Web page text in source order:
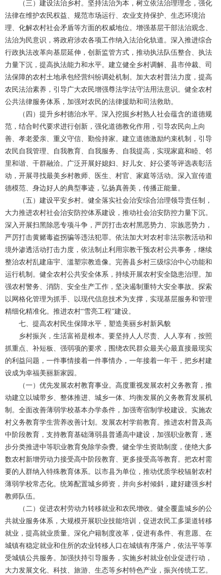
（三）建设法治乡村。坚持法治为本，树立依法治理理念，强化
法律在维护农民权益、规范市场运行、农业支持保护、生态环境治
理、化解农村社会矛盾等方面的权威地位。增强基层干部法治观念、
法治为民意识，将政府涉农各项工作纳入法治化轨道。深入推进综合
行政执法改革向基层延伸，创新监管方式，推动执法队伍整合、执法
力量下沉，提高执法能力和水平。建立健全乡村调解、县市仲裁、司
法保障的农村土地承包经营纠纷调处机制。加大农村普法力度，提高
农民法治素养，引导广大农民增强尊法学法守法用法意识。健全农村
公共法律服务体系，加强对农民的法律援助和司法救助。
（四）提升乡村德治水平。深入挖掘乡村熟人社会蕴含的道德规
范，结合时代要求进行创新，强化道德教化作用，引导农民向上向
善、孝老爱亲、重义守信、勤俭持家。建立道德激励约束机制，引导
农民自我管理、自我教育、自我服务、自我提高，实现家庭和睦、邻
里和谐、干群融洽。广泛开展好媳妇、好儿女、好公婆等评选表彰活
动，开展寻找最美乡村教师、医生、村官、家庭等活动。深入宣传道
德模范、身边好人的典型事迹，弘扬真善美，传播正能量。
（五）建设平安乡村。健全落实社会治安综合治理领导责任制，
大力推进农村社会治安防控体系建设，推动社会治安防控力量下沉。
深入开展扫黑除恶专项斗争，严厉打击农村黑恶势力、宗族恶势力，
严厉打击黄赌毒盗拐骗等违法犯罪。依法加大对农村非法宗教活动和
境外渗透活动打击力度，依法制止利用宗教干预农村公共事务，继续
整治农村乱建庙宇、滥塑宗教造像。完善县乡村三级综治中心功能和
运行机制。健全农村公共安全体系，持续开展农村安全隐患治理。加
强农村警务、消防、安全生产工作，坚决遏制重特大安全事故。探索
以网格化管理为抓手、以现代信息技术为支撑，实现基层服务和管理
精细化精准化。推进农村“雪亮工程”建设。
七、提高农村民生保障水平，塑造美丽乡村新风貌
乡村振兴，生活富裕是根本。要坚持人人尽责、人人享有，按照
抓重点、补短板、强弱项的要求，围绕农民群众最关心最直接最现实
的利益问题，一件事情接着一件事情办，一年接着一年干，把乡村建
设成为幸福美丽新家园。
（一）优先发展农村教育事业。高度重视发展农村义务教育，推
动建立以城带乡、整体推进、城乡一体、均衡发展的义务教育发展机
制。全面改善薄弱学校基本办学条件，加强寄宿制学校建设。实施农
村义务教育学生营养改善计划。发展农村学前教育。推进农村普及高
中阶段教育，支持教育基础薄弱县普通高中建设，加强职业教育，逐
步分类推进中等职业教育免除学杂费。健全学生资助制度，使绝大多
数农村新增劳动力接受高中阶段教育、更多接受高等教育。把农村需
要的人群纳入特殊教育体系。以市县为单位，推动优质学校辐射农村
薄弱学校常态化。统筹配置城乡师资，并向乡村倾斜，建好建强乡村
教师队伍。
（二）促进农村劳动力转移就业和农民增收。健全覆盖城乡的公
共就业服务体系，大规模开展职业技能培训，促进农民工多渠道转移
就业，提高就业质量。深化户籍制度改革，促进有条件、有意愿、在
城镇有稳定就业和住所的农业转移人口在城镇有序落户，依法平等享
受城镇公共服务。加强扶持引导服务，实施乡村就业创业促进行动，
大力发展文化、科技、旅游、生态等乡村特色产业，振兴传统工艺。